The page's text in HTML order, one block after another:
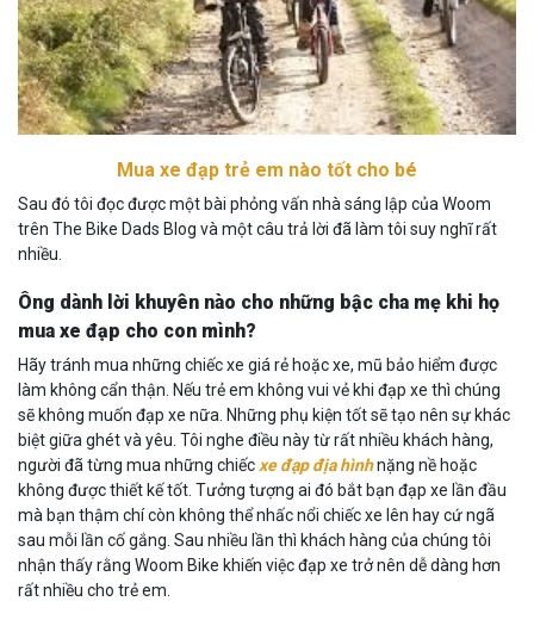
Mua xe đạp trẻ em nào tốt cho bé
Sau đó tôi đọc được một bài phỏng vấn nhà sáng lập của Woom
trên The Bike Dads Blog và một câu trả lời đã làm tôi suy nghĩ rất
nhiều.
Ông dành lời khuyên nào cho những bậc cha mẹ khi họ
mua xe đạp cho con mình?
Hãy tránh mua những chiếc xe giá rẻ hoặc xe, mũ bảo hiểm được
làm không cẩn thận. Nếu trẻ em không vui vẻ khi đạp xe thì chúng
sẽ không muốn đạp xe nữa. Những phụ kiện tốt sẽ tạo nên sự khác
biệt giữa ghét và yêu. Tôi nghe điều này từ rất nhiều khách hàng,
người đã từng mua những chiếcxe đạp địa hìnhnặng nề hoặc
không được thiết kế tốt. Tưởng tượng ai đó bắt bạn đạp xe lần đầu
mà bạn thậm chí còn không thể nhấc nổi chiếc xe lên hay cứ ngã
sau mỗi lần cố gắng. Sau nhiều lần thì khách hàng của chúng tôi
nhận thấy rằng Woom Bike khiến việc đạp xe trở nên dễ dàng hơn
rất nhiều cho trẻ em.